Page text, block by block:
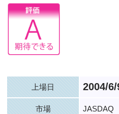
上場日 2004/
市場 JASDAQ